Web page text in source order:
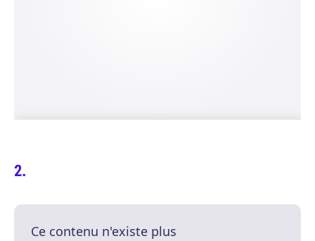
Ce contenu n'existe plus